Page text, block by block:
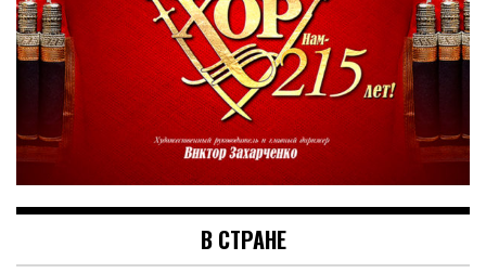
В СТРАНЕ